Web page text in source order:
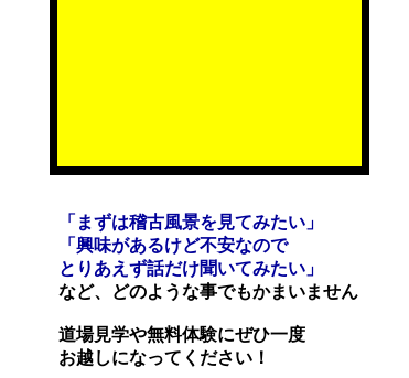
「まずは稽古風景を見てみたい」
「興味があるけど不安なので
とりあえず話だけ聞いてみたい」
など、どのような事でもかまいません
道場見学や無料体験にぜひ一度
お越しになってください！